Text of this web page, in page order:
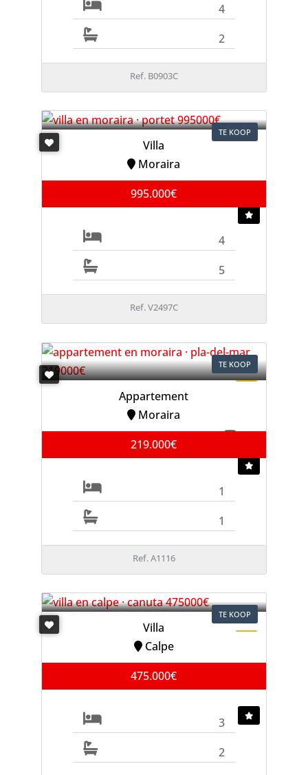
4
2
Ref. B0903C
TE KOOP
Villa
Moraira
995.000€
4
5
Ref. V2497C
TE KOOP
Appartement
Moraira
219.000€
1
1
Ref. A1116
TE KOOP
Villa
Calpe
475.000€
3
2